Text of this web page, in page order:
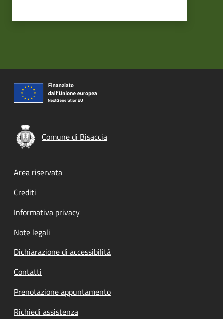
Comune di Bisaccia
Footer menu
Area riservata
Crediti
Informativa privacy
Note legali
Dichiarazione di accessibilità
Contatti
Prenotazione appuntamento
Richiedi assistenza